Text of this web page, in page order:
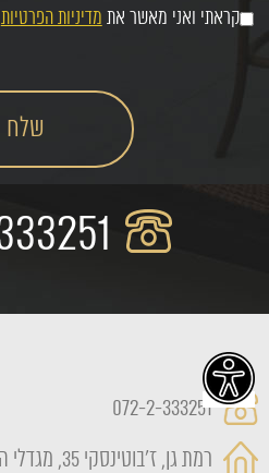
קראתי ואני מאשר את מדיניות הפרטיות
072-2-333251
רמת גן, ז'בוטינסקי 35, מגדלי התאומים